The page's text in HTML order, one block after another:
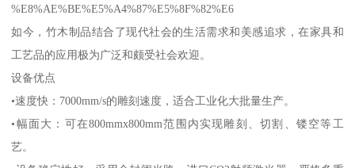
%E8%AE%BE%E5%A4%87%E5%8F%82%E6
如今，竹木制品结合了现代社会的生活需求和美感追求，在家具和
工艺品的应用极为广泛和颇受社会欢迎。
设备优点
•速度快：7000mm/s的雕刻速度，适合工业化大批量生产。
•幅面大：可在800mmx800mm范围内实现雕刻、切割、镂空等工
艺。